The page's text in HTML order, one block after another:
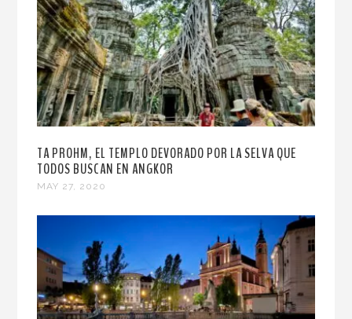
TA PROHM, EL TEMPLO DEVORADO POR LA SELVA QUE
TODOS BUSCAN EN ANGKOR
MAY 27, 2020